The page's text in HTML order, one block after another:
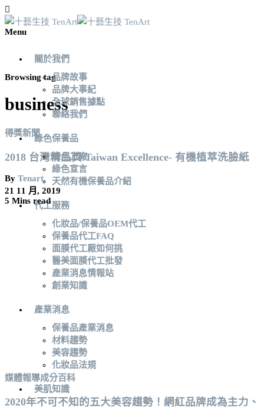
Menu
關於我們
品牌故事
品牌大事紀
全球銷售據點
聯絡我們
綠色保養品
綠色工廠
綠色宣言
天然有機保養品介紹
代工服務
化妝品/保養品OEM代工
保養品代工FAQ
面膜代工厰如何挑
醫美面膜代工批發
產業消息情報站
創業知識
產業消息
保養品產業消息
材料趨勢
美容趨勢
化妝品法規
美肌知識
Browsing tag
business
得獎新聞
2018 台灣精品獎 Taiwan Excellence- 有機植萃洗臉紙
By Tenart.
21 11 月, 2019
5 Mins read
媒體報導成分百科
2020年不可不知的五大美容趨勢！網紅品牌成為主力、